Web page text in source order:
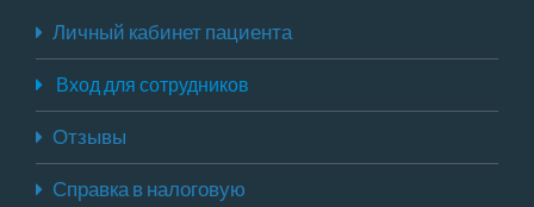
Личный кабинет пациента
Вход для сотрудников
Отзывы
Справка в налоговую